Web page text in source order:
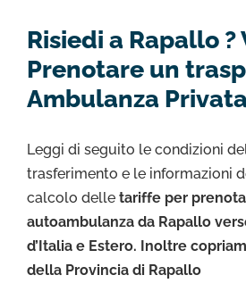
Risiedi a Rapallo ?
Prenotare un
Ambulanza
Leggi di seguito le condizioni
trasferimento e le informazioni
calcolo delle tariffe per
autoambulanza da Rapallo
d’Italia e Estero. Inoltre
della Provincia di Rapallo